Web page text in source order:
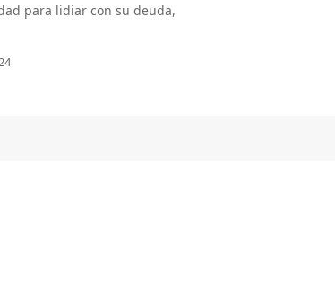
para lidiar con su deuda,